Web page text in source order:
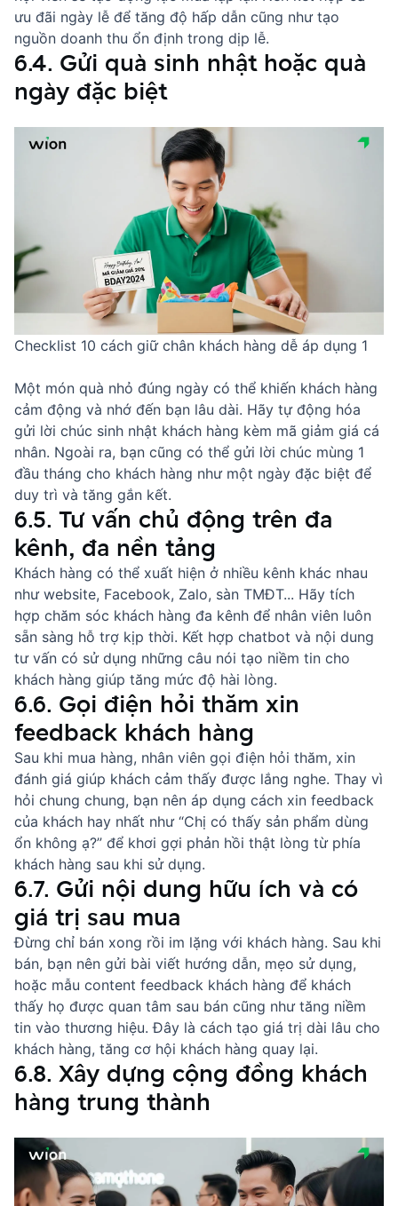
ưu đãi ngày lễ để tăng độ hấp dẫn cũng như tạo
nguồn doanh thu ổn định trong dịp lễ.
6.4. Gửi quà sinh nhật hoặc quà
ngày đặc biệt
Checklist 10 cách giữ chân khách hàng dễ áp dụng 1
Một món quà nhỏ đúng ngày có thể khiến khách hàng
cảm động và nhớ đến bạn lâu dài. Hãy tự động hóa
gửi lời chúc sinh nhật khách hàng kèm mã giảm giá cá
nhân. Ngoài ra, bạn cũng có thể gửi lời chúc mùng 1
đầu tháng cho khách hàng như một ngày đặc biệt để
duy trì và tăng gắn kết.
6.5. Tư vấn chủ động trên đa
kênh, đa nền tảng
Khách hàng có thể xuất hiện ở nhiều kênh khác nhau
như website, Facebook, Zalo, sàn TMĐT... Hãy tích
hợp chăm sóc khách hàng đa kênh để nhân viên luôn
sẵn sàng hỗ trợ kịp thời. Kết hợp chatbot và nội dung
tư vấn có sử dụng những câu nói tạo niềm tin cho
khách hàng giúp tăng mức độ hài lòng.
6.6. Gọi điện hỏi thăm xin
feedback khách hàng
Sau khi mua hàng, nhân viên gọi điện hỏi thăm, xin
đánh giá giúp khách cảm thấy được lắng nghe. Thay vì
hỏi chung chung, bạn nên áp dụng cách xin feedback
của khách hay nhất như “Chị có thấy sản phẩm dùng
ổn không ạ?” để khơi gợi phản hồi thật lòng từ phía
khách hàng sau khi sử dụng.
6.7. Gửi nội dung hữu ích và có
giá trị sau mua
Đừng chỉ bán xong rồi im lặng với khách hàng. Sau khi
bán, bạn nên gửi bài viết hướng dẫn, mẹo sử dụng,
hoặc mẫu content feedback khách hàng để khách
thấy họ được quan tâm sau bán cũng như tăng niềm
tin vào thương hiệu. Đây là cách tạo giá trị dài lâu cho
khách hàng, tăng cơ hội khách hàng quay lại.
6.8. Xây dựng cộng đồng khách
hàng trung thành